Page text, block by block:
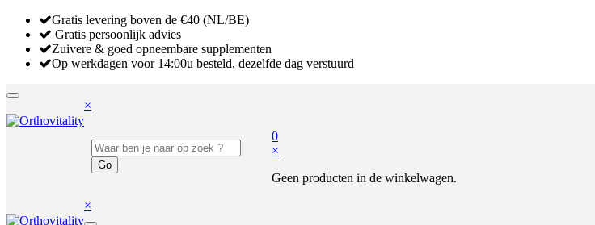
Gratis levering boven de €40 (NL/BE)
Gratis persoonlijk advies
Zuivere & goed opneembare supplementen
Op werkdagen voor 14:00u besteld, dezelfde dag verstuurd
×
0
×
Geen producten in de winkelwagen.
×